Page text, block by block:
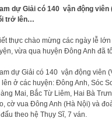
dự Giải có 140 vận động
trở lên…
thực chào mừng các ngày lễ
vừa qua huyện Đông Anh đã
dự Giải có 140 vận động viên
lên ở các huyện: Đông Anh, Sóc
Mai, Bắc Từ Liêm, Hai Bà
cờ vua Đông Anh (Hà Nội) và
theo hệ Thụy Sĩ, 7 ván.